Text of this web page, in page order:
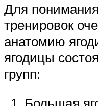
Для
тренировок
анатомию
ягодицы
групп: